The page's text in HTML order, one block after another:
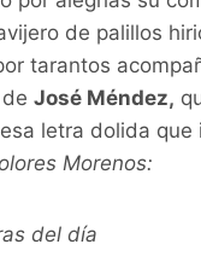
de palillos
tarantos
José Méndez,
letra dolida que
Morenos:
del día